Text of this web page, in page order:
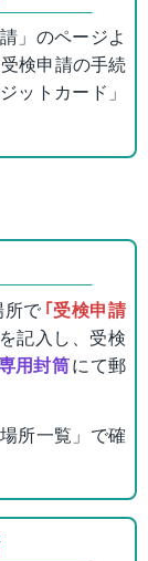
」のページよ
検申請の手続
ットカード」
で ｢受検申請
記入し、受検
用封筒にて郵
所一覧」で確